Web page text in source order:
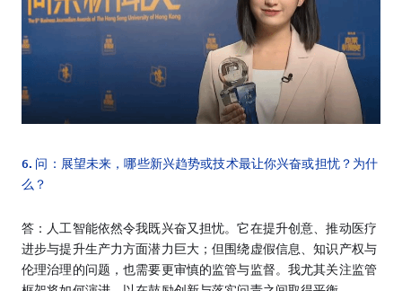
6. 问：展望未来，哪些新兴趋势或技术最让你兴奋或担忧？为什
么？
答：人工智能依然令我既兴奋又担忧。它在提升创意、推动医疗
进步与提升生产力方面潜力巨大；但围绕虚假信息、知识产权与
伦理治理的问题，也需要更审慎的监管与监督。我尤其关注监管